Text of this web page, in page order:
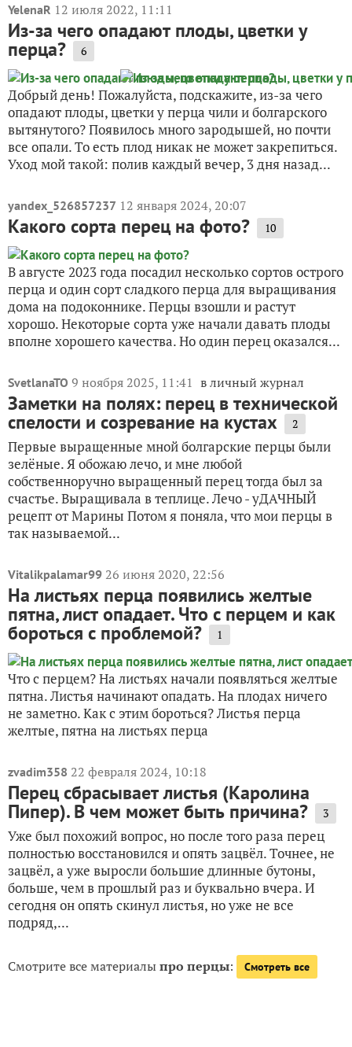
YelenaR 12 июля 2022, 11:11
Из-за чего опадают плоды, цветки у
перца? 6
Добрый день! Пожалуйста, подскажите, из-за чего
опадают плоды, цветки у перца чили и болгарского
вытянутого? Появилось много зародышей, но почти
все опали. То есть плод никак не может закрепиться.
Уход мой такой: полив каждый вечер, 3 дня назад...
yandex_526857237 12 января 2024, 20:07
Какого сорта перец на фото? 10
В августе 2023 года посадил несколько сортов острого
перца и один сорт сладкого перца для выращивания
дома на подоконнике. Перцы взошли и растут
хорошо. Некоторые сорта уже начали давать плоды
вполне хорошего качества. Но один перец оказался...
SvetlanaTO 9 ноября 2025, 11:41 в личный журнал
Заметки на полях: перец в технической
спелости и созревание на кустах 2
Первые выращенные мной болгарские перцы были
зелёные. Я обожаю лечо, и мне любой
собственноручно выращенный перец тогда был за
счастье. Выращивала в теплице. Лечо - уДАЧНЫЙ
рецепт от Марины Потом я поняла, что мои перцы в
так называемой...
Vitalikpalamar99 26 июня 2020, 22:56
На листьях перца появились желтые
пятна, лист опадает. Что с перцем и как
бороться с проблемой? 1
Что с перцем? На листьях начали появляться желтые
пятна. Листья начинают опадать. На плодах ничего
не заметно. Как с этим бороться? Листья перца
желтые, пятна на листьях перца
zvadim358 22 февраля 2024, 10:18
Перец сбрасывает листья (Каролина
Пипер). В чем может быть причина? 3
Уже был похожий вопрос, но после того раза перец
полностью восстановился и опять зацвёл. Точнее, не
зацвёл, а уже выросли большие длинные бутоны,
больше, чем в прошлый раз и буквально вчера. И
сегодня он опять скинул листья, но уже не все
подряд,...
Смотрите все материалыпро перцы: Смотреть все